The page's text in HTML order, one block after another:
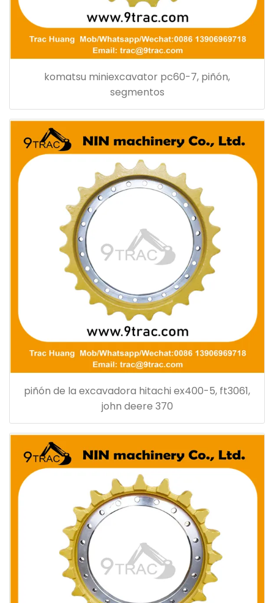
komatsu miniexcavator pc60-7, piñón,
segmentos
piñón de la excavadora hitachi ex400-5, ft3061,
john deere 370